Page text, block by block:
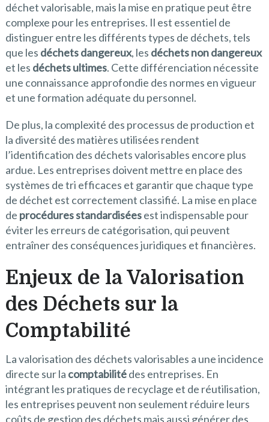
déchet valorisable, mais la mise en pratique peut être
complexe pour les entreprises. Il est essentiel de
distinguer entre les différents types de déchets, tels
que les déchets dangereux, les déchets non dangereux
et les déchets ultimes. Cette différenciation nécessite
une connaissance approfondie des normes en vigueur
et une formation adéquate du personnel.
De plus, la complexité des processus de production et
la diversité des matières utilisées rendent
l’identification des déchets valorisables encore plus
ardue. Les entreprises doivent mettre en place des
systèmes de tri efficaces et garantir que chaque type
de déchet est correctement classifié. La mise en place
de procédures standardiséesest indispensable pour
éviter les erreurs de catégorisation, qui peuvent
entraîner des conséquences juridiques et financières.
Enjeux de la Valorisation
des Déchets sur la
Comptabilité
La valorisation des déchets valorisables a une incidence
directe sur la comptabilitédes entreprises. En
intégrant les pratiques de recyclage et de réutilisation,
les entreprises peuvent non seulement réduire leurs
coûts de gestion des déchets mais aussi générer des